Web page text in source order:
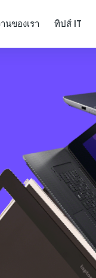
นของเรา ทิปส์ IT